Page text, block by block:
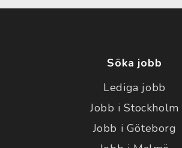
Söka jobb
Lediga jobb
Jobb i Stockholm
Jobb i Göteborg